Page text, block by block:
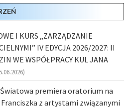
I KURS „ZARZĄDZANIE
IV EDYCJA 2026/2027: II
WE WSPÓŁPRACY KUL JANA
Światowa premiera oratorium na
z artystami związanymi